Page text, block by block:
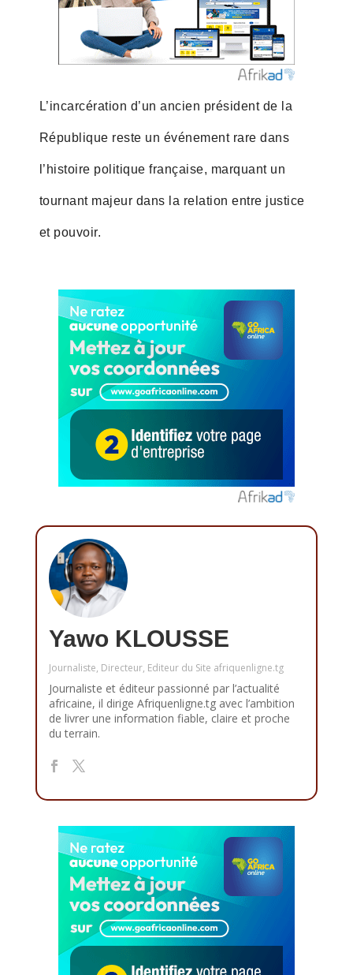
L’incarcération d’un ancien président de la
République reste un événement rare dans
l’histoire politique française, marquant un
tournant majeur dans la relation entre justice
et pouvoir.
Yawo KLOUSSE
Journaliste, Directeur, Editeur du Site afriquenligne.tg
Journaliste et éditeur passionné par l’actualité
africaine, il dirige Afriquenligne.tg avec l’ambition
de livrer une information fiable, claire et proche
du terrain.